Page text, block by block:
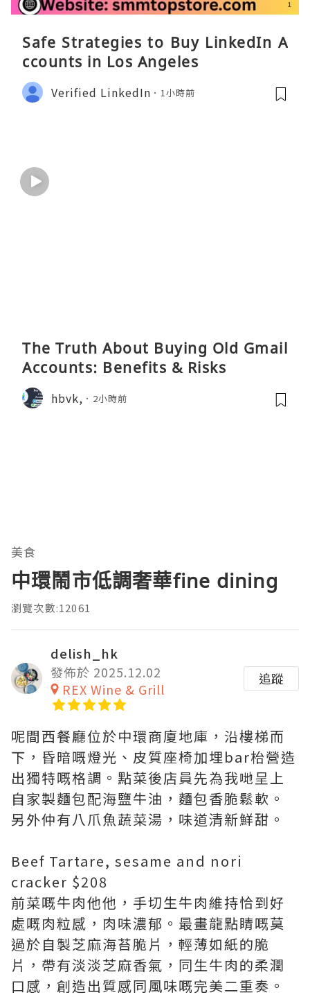
Safe Strategies to Buy LinkedIn A
ccounts in Los Angeles
Verified LinkedIn 1小時前
The Truth About Buying Old Gmail
Accounts: Benefits & Risks
hbvk, 2小時前
美食
中環鬧市低調奢華fine dining
瀏覽次數:12061
delish_hk
發佈於 2025.12.02
REX Wine & Grill
追蹤
呢間西餐廳位於中環商廈地庫，沿樓梯而
下，昏暗嘅燈光、皮質座椅加埋bar枱營造
出獨特嘅格調。點菜後店員先為我哋呈上
自家製麵包配海鹽牛油，麵包香脆鬆軟。
另外仲有八爪魚蔬菜湯，味道清新鮮甜。
Beef Tartare, sesame and nori
cracker $208
前菜嘅牛肉他他，手切生牛肉維持恰到好
處嘅肉粒感，肉味濃郁。最畫龍點睛嘅莫
過於自製芝麻海苔脆片，輕薄如紙的脆
片，帶有淡淡芝麻香氣，同生牛肉的柔潤
口感，創造出質感同風味嘅完美二重奏。